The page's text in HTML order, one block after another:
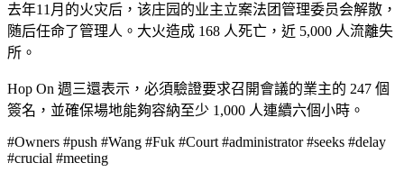
去年11月的火灾后，该庄园的业主立案法团管理委员会解散，
随后任命了管理人。大火造成 168 人死亡，近 5,000 人流離失
所。
Hop On 週三還表示，必須驗證要求召開會議的業主的 247 個
簽名，並確保場地能夠容納至少 1,000 人連續六個小時。
#Owners #push #Wang #Fuk #Court #administrator #seeks #delay
#crucial #meeting